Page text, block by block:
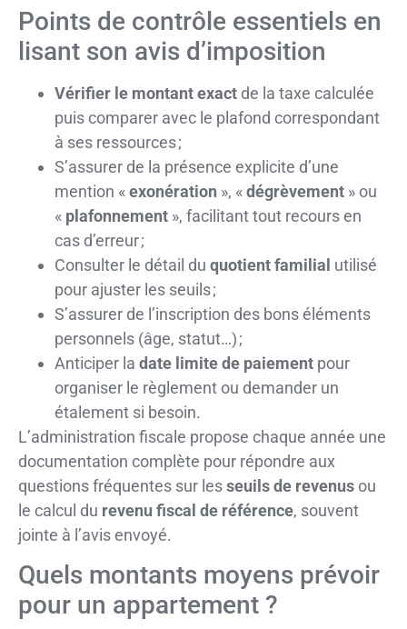
Points de contrôle essentiels en
lisant son avis d’imposition
Vérifier le montant exact de la taxe calculée
puis comparer avec le plafond correspondant
à ses ressources ;
S’assurer de la présence explicite d’une
mention «exonération », «dégrèvement » ou
« plafonnement », facilitant tout recours en
cas d’erreur ;
Consulter le détail du quotient familial utilisé
pour ajuster les seuils ;
S’assurer de l’inscription des bons éléments
personnels (âge, statut…) ;
Anticiper la date limite de paiement pour
organiser le règlement ou demander un
étalement si besoin.
L’administration fiscale propose chaque année une
documentation complète pour répondre aux
questions fréquentes sur lesseuils de revenus ou
le calcul du revenu fiscal de référence, souvent
jointe à l’avis envoyé.
Quels montants moyens prévoir
pour un appartement ?